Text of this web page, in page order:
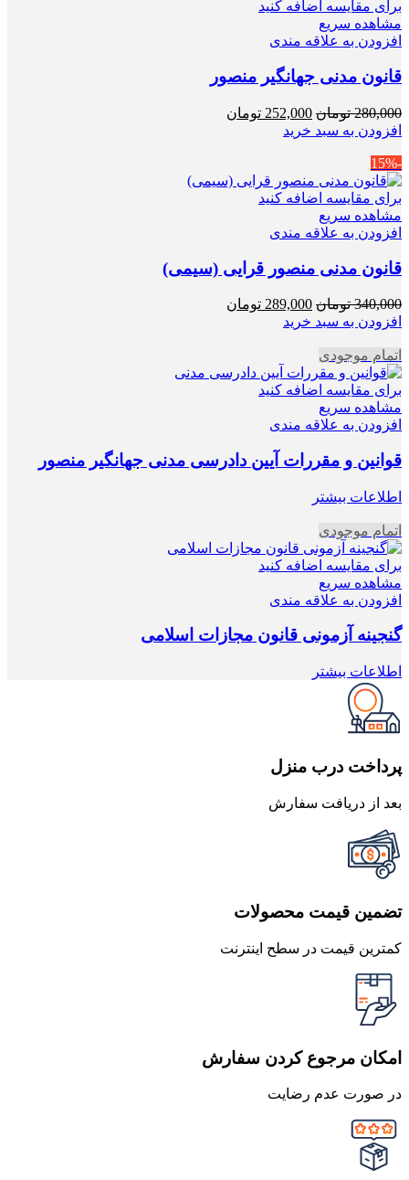
برای مقایسه اضافه کنید
مشاهده سریع
افزودن به علاقه مندی
قانون مدنی جهانگیر منصور
280,000 تومان قیمت
اصلی
252,000 تومان
افزودن به سبد خرید
-15%
برای مقایسه اضافه کنید
مشاهده سریع
افزودن به علاقه مندی
قانون مدنی منصور قرایی (سیمی)
340,000 تومان قیمت
اصلی
289,000 تومان
افزودن به سبد خرید
اتمام موجودی
برای مقایسه اضافه کنید
مشاهده سریع
افزودن به علاقه مندی
قوانین و مقررات آیین دادرسی مدنی جهانگیر منصور
اطلاعات بیشتر
اتمام موجودی
برای مقایسه اضافه کنید
مشاهده سریع
افزودن به علاقه مندی
گنجینه آزمونی قانون مجازات اسلامی
اطلاعات بیشتر
پرداخت درب منزل
بعد از دریافت سفارش
تضمین قیمت محصولات
کمترین قیمت در سطح اینترنت
امکان مرجوع کردن سفارش
در صورت عدم رضایت